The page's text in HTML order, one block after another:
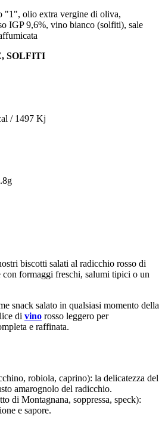
"1", olio extra vergine di oliva,
IGP 9,6%, vino bianco (solfiti), sale
SOLFITI
/ 1497 Kj
biscotti salati al radicchio rosso di
con formaggi freschi, salumi tipici o un
snack salato in qualsiasi momento della
di vino rosso leggero per
e raffinata.
robiola, caprino): la delicatezza del
amarognolo del radicchio.
di Montagnana, soppressa, speck):
e sapore.